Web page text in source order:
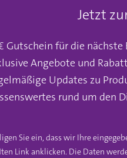
Jetzt
Gutschein für die
Angebote und
Updates zu
rund um den
Sie ein, dass wir Ihre
Link anklicken. Die Daten